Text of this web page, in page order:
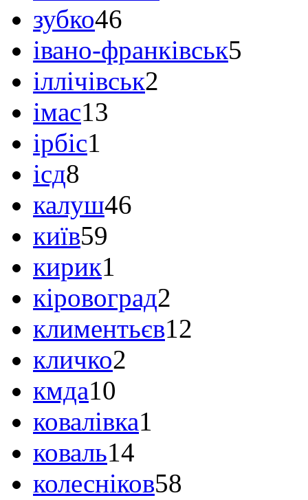
зубко46
івано-франківськ5
іллічівськ2
імас13
ірбіс1
ісд8
калуш46
київ59
кирик1
кіровоград2
климентьєв12
кличко2
кмда10
ковалівка1
коваль14
колесніков58